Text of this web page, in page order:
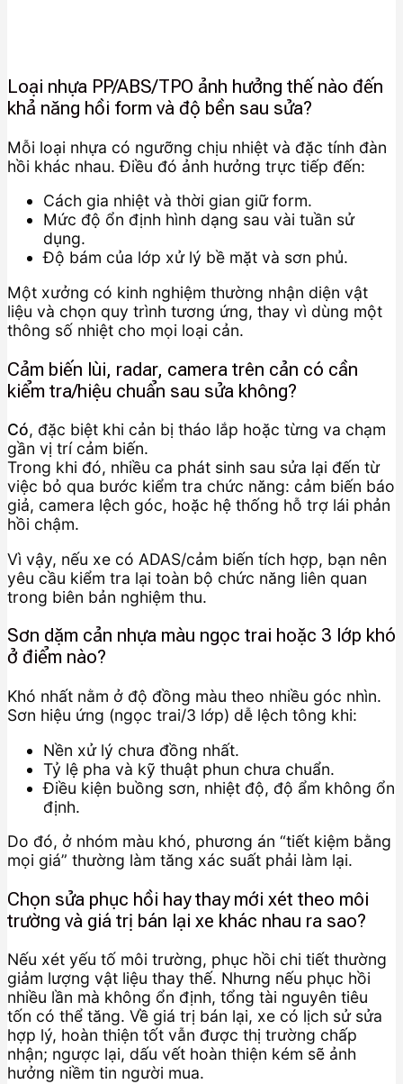
Loại nhựa PP/ABS/TPO ảnh hưởng thế nào đến
khả năng hồi form và độ bền sau sửa?
Mỗi loại nhựa có ngưỡng chịu nhiệt và đặc tính đàn
hồi khác nhau. Điều đó ảnh hưởng trực tiếp đến:
Cách gia nhiệt và thời gian giữ form.
Mức độ ổn định hình dạng sau vài tuần sử
dụng.
Độ bám của lớp xử lý bề mặt và sơn phủ.
Một xưởng có kinh nghiệm thường nhận diện vật
liệu và chọn quy trình tương ứng, thay vì dùng một
thông số nhiệt cho mọi loại cản.
Cảm biến lùi, radar, camera trên cản có cần
kiểm tra/hiệu chuẩn sau sửa không?
Có, đặc biệt khi cản bị tháo lắp hoặc từng va chạm
gần vị trí cảm biến.
Trong khi đó, nhiều ca phát sinh sau sửa lại đến từ
việc bỏ qua bước kiểm tra chức năng: cảm biến báo
giả, camera lệch góc, hoặc hệ thống hỗ trợ lái phản
hồi chậm.
Vì vậy, nếu xe có ADAS/cảm biến tích hợp, bạn nên
yêu cầu kiểm tra lại toàn bộ chức năng liên quan
trong biên bản nghiệm thu.
Sơn dặm cản nhựa màu ngọc trai hoặc 3 lớp khó
ở điểm nào?
Khó nhất nằm ở độ đồng màu theo nhiều góc nhìn.
Sơn hiệu ứng (ngọc trai/3 lớp) dễ lệch tông khi:
Nền xử lý chưa đồng nhất.
Tỷ lệ pha và kỹ thuật phun chưa chuẩn.
Điều kiện buồng sơn, nhiệt độ, độ ẩm không ổn
định.
Do đó, ở nhóm màu khó, phương án “tiết kiệm bằng
mọi giá” thường làm tăng xác suất phải làm lại.
Chọn sửa phục hồi hay thay mới xét theo môi
trường và giá trị bán lại xe khác nhau ra sao?
Nếu xét yếu tố môi trường, phục hồi chi tiết thường
giảm lượng vật liệu thay thế. Nhưng nếu phục hồi
nhiều lần mà không ổn định, tổng tài nguyên tiêu
tốn có thể tăng. Về giá trị bán lại, xe có lịch sử sửa
hợp lý, hoàn thiện tốt vẫn được thị trường chấp
nhận; ngược lại, dấu vết hoàn thiện kém sẽ ảnh
hưởng niềm tin người mua.